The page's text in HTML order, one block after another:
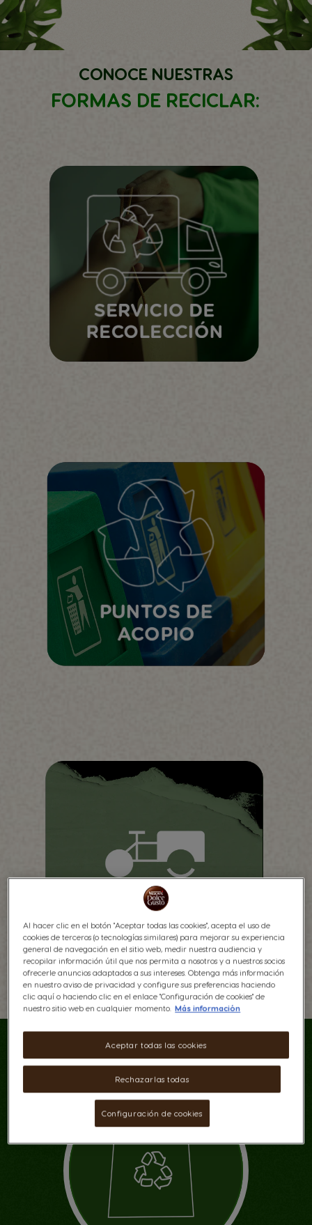
CONOCE NUESTRAS
FORMAS DE RECICLAR:
PUNTOS DE RECICLAJE
Al hacer clic en el botón "Aceptar todas las cookies", acepta el uso de
cookies de terceros (o tecnologías similares) para mejorar su experiencia
general de navegación en el sitio web, medir nuestra audiencia y
recopilar información útil que nos permita a nosotros y a nuestros socios
ofrecerle anuncios adaptados a sus intereses. Obtenga más información
en nuestro aviso de privacidad y configure sus preferencias haciendo
clic aquí o haciendo clic en el enlace "Configuración de cookies" de
nuestro sitio web en cualquier momento. Más información
Rechazarlas todas
Aceptar todas las cookies
Configuración de cookies